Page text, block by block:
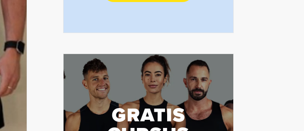
GRATIS